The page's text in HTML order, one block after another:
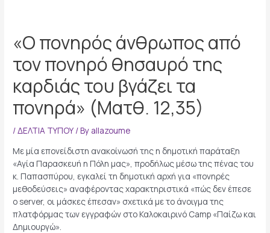
«Ο πονηρός άνθρωπος από
τον πονηρό θησαυρό της
καρδιάς του βγάζει τα
πονηρά» (Ματθ. 12,35)
/ΔΕΛΤΙΑ ΤΥΠΟΥ / By allazoume
Με μία επονείδιστη ανακοίνωσή της η δημοτική παράταξη
«Αγία Παρασκευή η Πόλη μας», προδήλως μέσω της πένας του
κ. Παπασπύρου, εγκαλεί τη δημοτική αρχή για «πονηρές
μεθοδεύσεις» αναφέροντας χαρακτηριστικά «πώς δεν έπεσε
ο server, οι μάσκες έπεσαν» σχετικά με το άνοιγμα της
πλατφόρμας των εγγραφών στο Καλοκαιρινό Camp «Παίζω και
Δημιουργώ».